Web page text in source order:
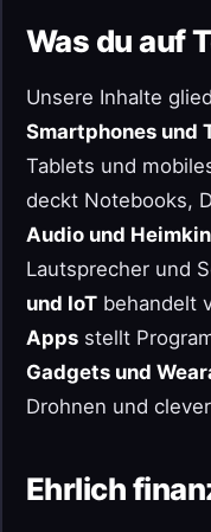
Was du auf
Unsere Inhalte
Smartphones und
Tablets und
deckt Notebooks,
Audio und
Lautsprecher und
und IoT behandelt
Apps stellt
Gadgets und
Drohnen und
Ehrlich